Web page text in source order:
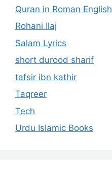
Quran in Roman English
Rohani Ilaj
Salam Lyrics
short durood sharif
tafsir ibn kathir
Taqreer
Tech
Urdu Islamic Books